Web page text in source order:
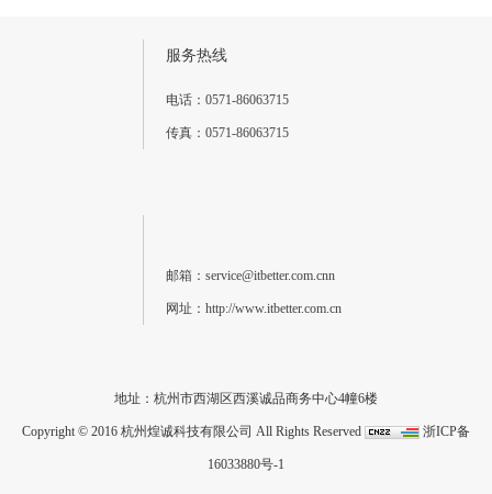
服务热线
电话：0571-86063715
传真：0571-86063715
邮箱：service@itbetter.com.cnn
网址：http://www.itbetter.com.cn
地址：杭州市西湖区西溪诚品商务中心4幢6楼
Copyright © 2016 杭州煌诚科技有限公司 All Rights Reserved 浙ICP备
16033880号-1